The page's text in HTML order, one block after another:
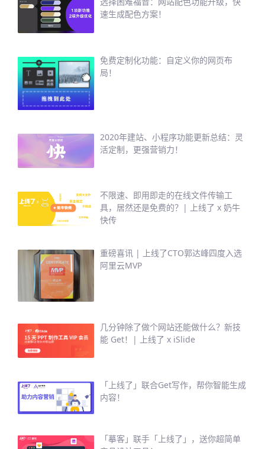
速生成配色方案！
免费定制化功能：自定义你的网页布
局！
2020年建站、小程序功能更新总结：灵
活定制，更强营销力！
不限速、即用即走的在线文件传输工
具，居然还是免费的？| 上线了 x 奶牛
快传
重磅喜讯 | 上线了CTO郭达峰四度入选
阿里云MVP
几分钟除了做个网站还能做什么？新技
能 Get！| 上线了 x iSlide
「上线了」联合Get写作，帮你智能生成
内容！
「摹客」联手「上线了」，送你超简单